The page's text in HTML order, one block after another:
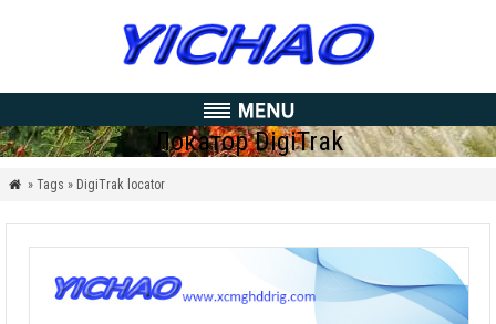
Локатор DigiTrak
 » Tags » DigiTrak locator